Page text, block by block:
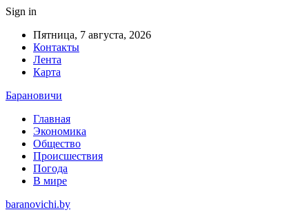
Sign in
Пятница, 7 августа, 2026
Контакты
Лента
Карта
Барановичи
Главная
Экономика
Общество
Происшествия
Погода
В мире
baranovichi.by